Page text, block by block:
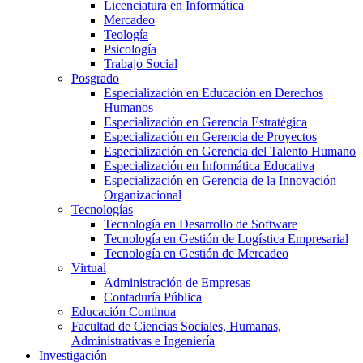
Licenciatura en Informática
Mercadeo
Teología
Psicología
Trabajo Social
Posgrado
Especialización en Educación en Derechos
Humanos
Especialización en Gerencia Estratégica
Especialización en Gerencia de Proyectos
Especialización en Gerencia del Talento Humano
Especialización en Informática Educativa
Especialización en Gerencia de la Innovación
Organizacional
Tecnologías
Tecnología en Desarrollo de Software
Tecnología en Gestión de Logística Empresarial
Tecnología en Gestión de Mercadeo
Virtual
Administración de Empresas
Contaduría Pública
Educación Continua
Facultad de Ciencias Sociales, Humanas,
Administrativas e Ingeniería
Investigación